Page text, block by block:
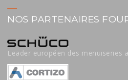
NOS PARTENAIRES
Leader européen des menuiseries